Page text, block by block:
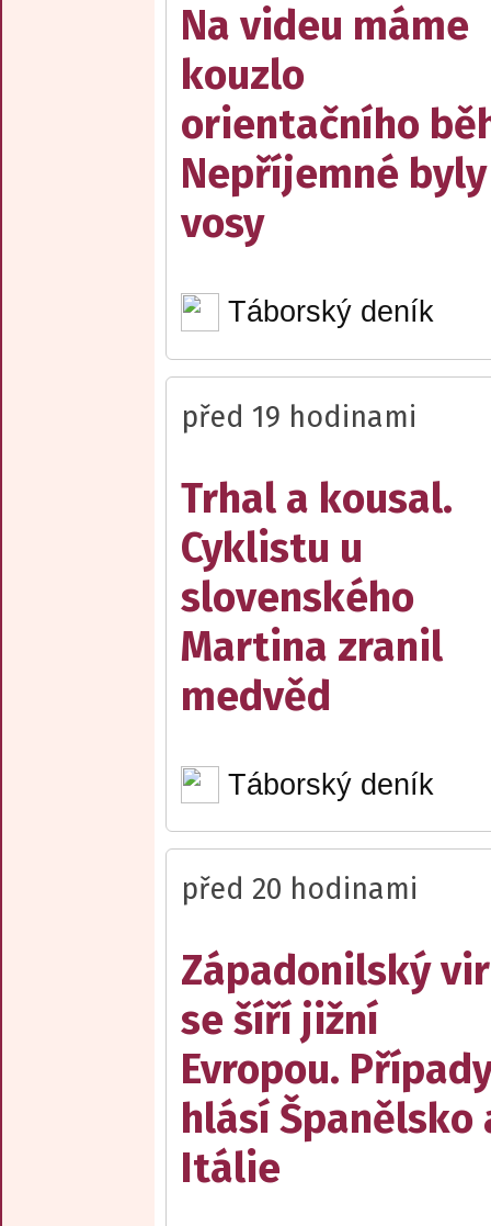
Na videu máme
kouzlo
orientačního
Nepříjemné byly
vosy
Táborský deník
před 19 hodinami
Trhal a kousal.
Cyklistu u
slovenského
Martina zranil
medvěd
Táborský deník
před 20 hodinami
Západonilský vir
se šíří jižní
Evropou.
hlásí Španělsko
Itálie